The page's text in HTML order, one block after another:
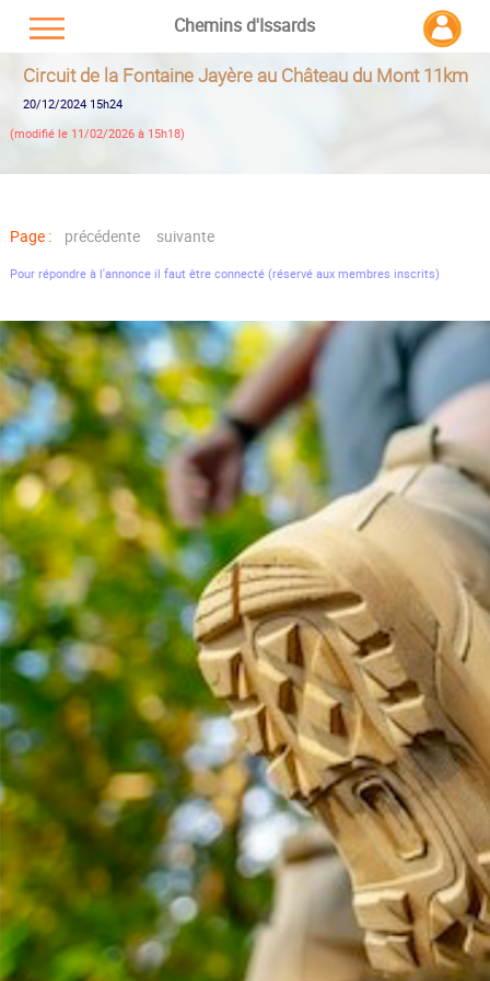
Chemins d'Issards
Circuit de la Fontaine Jayère au Château du Mont 11km
20/12/2024 15h24
(modifié le 11/02/2026 à 15h18)
Page : précédente suivante
Pour répondre à l'annonce il faut être connecté (réservé aux membres inscrits)